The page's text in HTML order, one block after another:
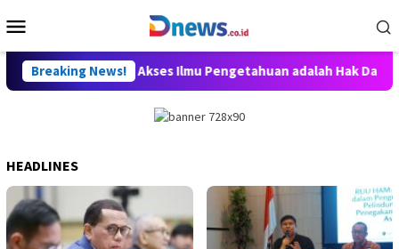
to
Menu
Breaking News!
Willy Aditya: Akses Ilmu Pengetahuan adalah Hak Dasar Warga
HEADLINES